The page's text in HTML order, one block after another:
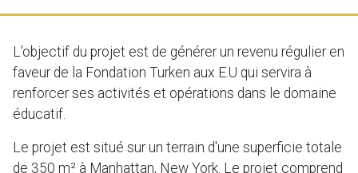
L'objectif du projet est de générer un revenu régulier en
faveur de la Fondation Turken aux E.U qui servira à
renforcer ses activités et opérations dans le domaine
éducatif.
Le projet est situé sur un terrain d'une superficie totale
de 350 m² à Manhattan, New York. Le projet comprend